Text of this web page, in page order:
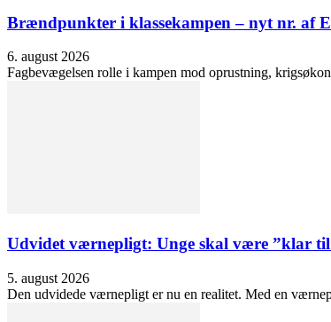
Brændpunkter i klassekampen – nyt nr. af
6. august 2026
Fagbevægelsen rolle i kampen mod oprustning,
Udvidet værnepligt: Unge skal være ”klar
5. august 2026
Den udvidede værnepligt er nu en realitet. Med en